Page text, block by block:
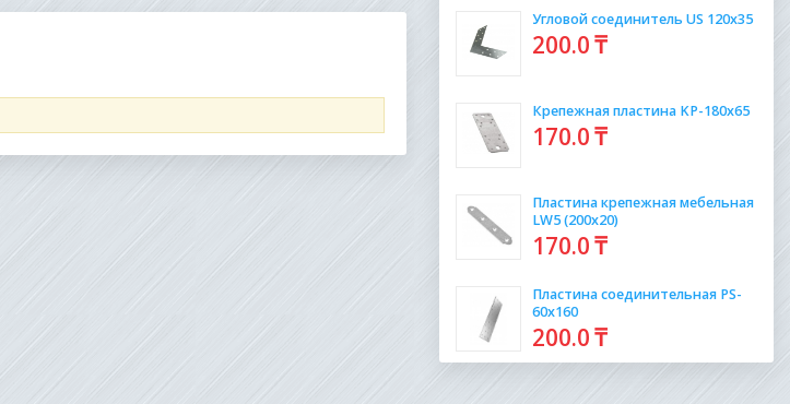
Угловой соединитель US 120х35
200.0₸
Крепежная пластина KP-180х65
170.0₸
Пластина крепежная мебельная
LW5 (200х20)
170.0₸
Пластина соединительная PS-
60х160
200.0₸